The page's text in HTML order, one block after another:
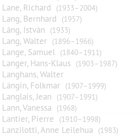
Lane, Richard (1933–2004)
Lang, Bernhard (1957)
Láng, István (1933)
Lang, Walter (1896–1966)
Lange, Samuel (1840–1911)
Langer, Hans-Klaus (1903–1987)
Langhans, Walter
Längin, Folkmar (1907–1999)
Langlais, Jean (1907–1991)
Lann, Vanessa (1968)
Lantier, Pierre (1910–1998)
Lanzilotti, Anne Leilehua (1983)